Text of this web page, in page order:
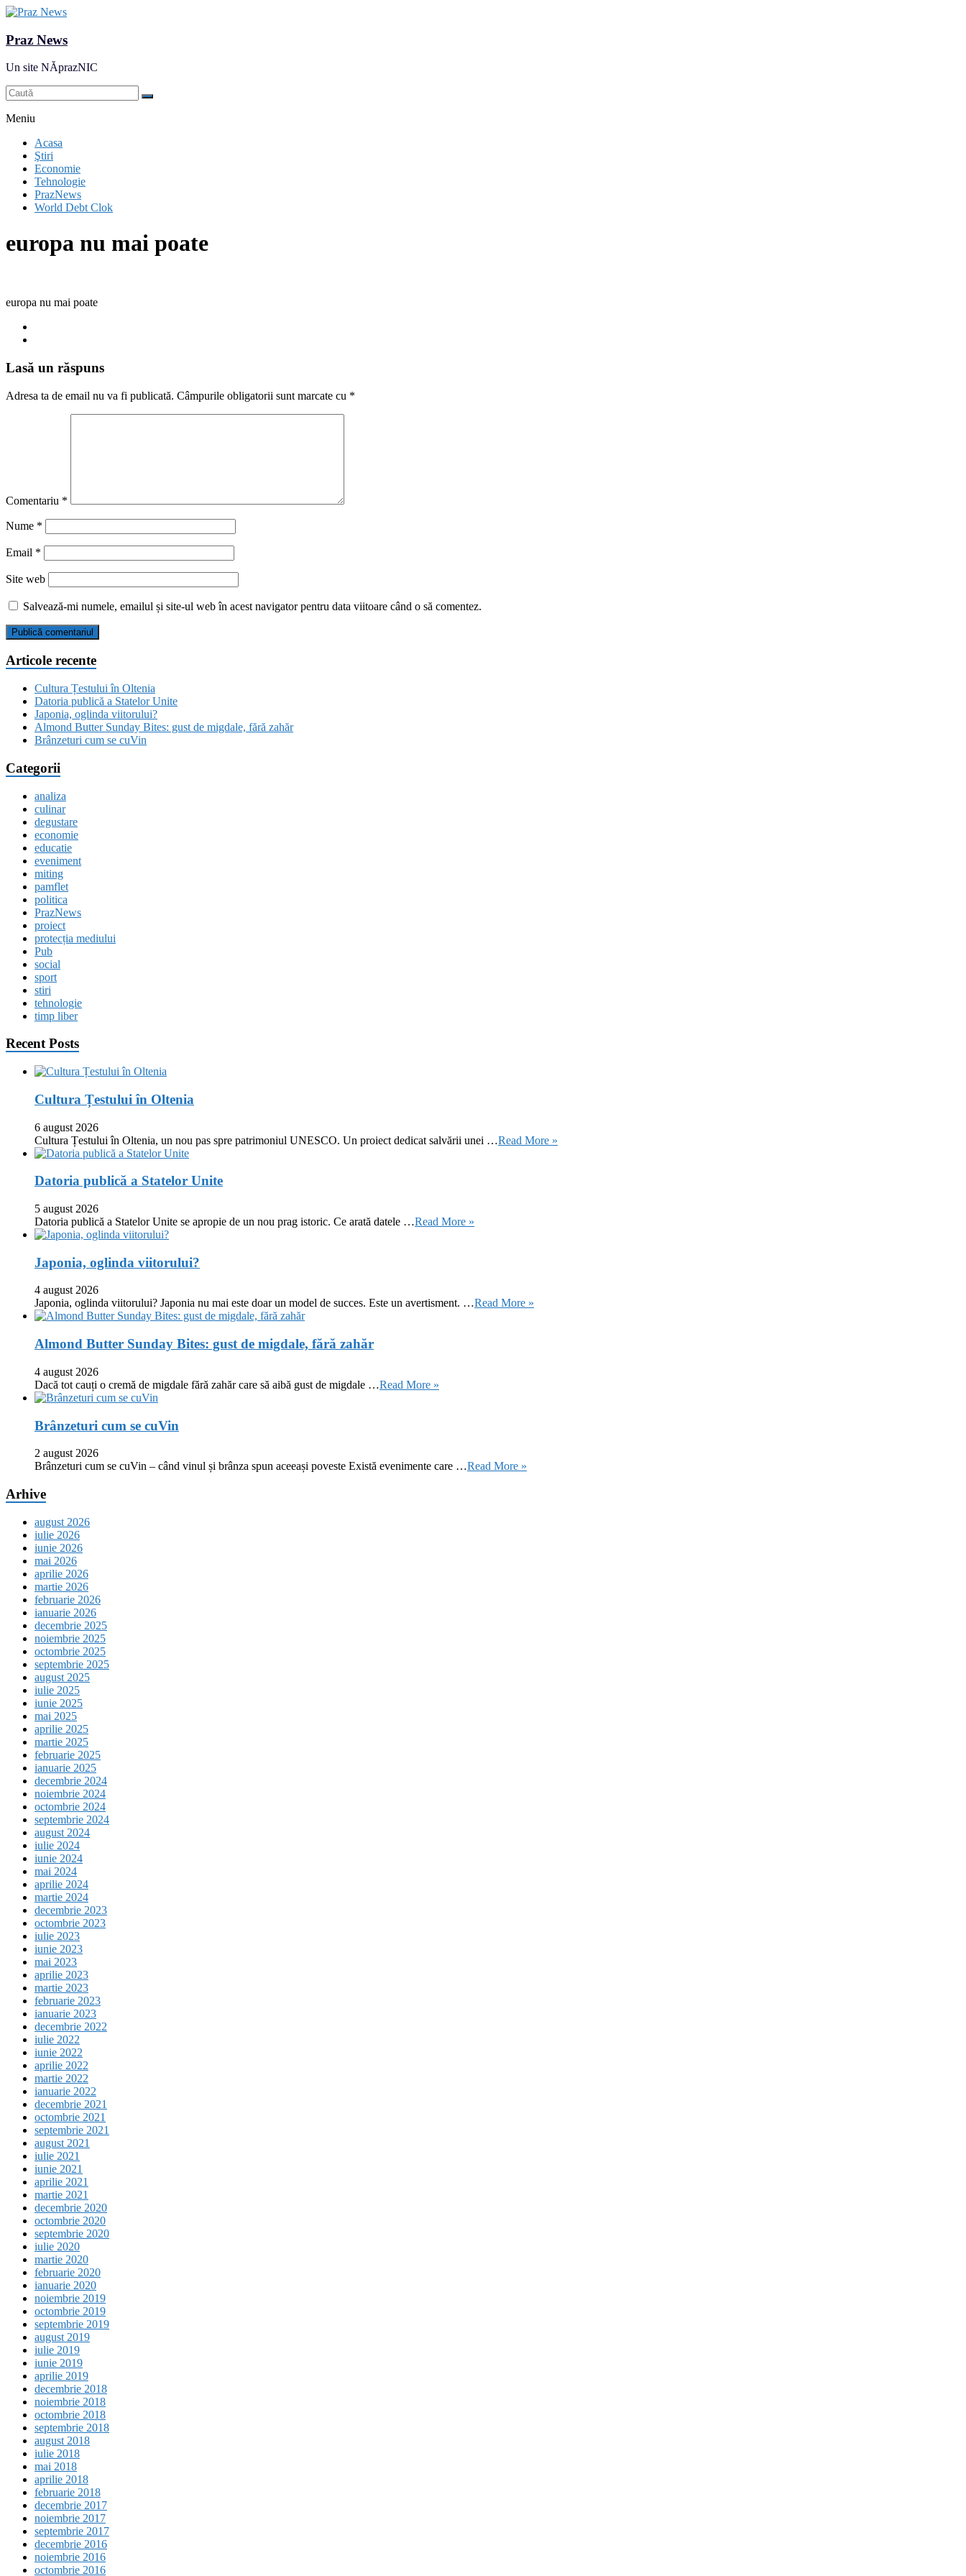
Praz News
Un site NĂprazNIC
Meniu
Acasa
Ştiri
Economie
Tehnologie
PrazNews
World Debt Clok
europa nu mai poate
europa nu mai poate
Lasă un răspuns
Adresa ta de email nu va fi publicată. Câmpurile obligatorii sunt marcate cu *
Comentariu *
Nume *
Email *
Site web
Salvează-mi numele, emailul și site-ul web în acest navigator pentru data viitoare când o să comentez.
Articole recente
Cultura Țestului în Oltenia
Datoria publică a Statelor Unite
Japonia, oglinda viitorului?
Almond Butter Sunday Bites: gust de migdale, fără zahăr
Brânzeturi cum se cuVin
Categorii
analiza
culinar
degustare
economie
educatie
eveniment
miting
pamflet
politica
PrazNews
proiect
protecția mediului
Pub
social
sport
stiri
tehnologie
timp liber
Recent Posts
Cultura Țestului în Oltenia
6 august 2026
Cultura Țestului în Oltenia, un nou pas spre patrimoniul UNESCO. Un proiect dedicat salvării unei …Read More »
Datoria publică a Statelor Unite
5 august 2026
Datoria publică a Statelor Unite se apropie de un nou prag istoric. Ce arată datele …Read More »
Japonia, oglinda viitorului?
4 august 2026
Japonia, oglinda viitorului? Japonia nu mai este doar un model de succes. Este un avertisment. …Read More »
Almond Butter Sunday Bites: gust de migdale, fără zahăr
4 august 2026
Dacă tot cauți o cremă de migdale fără zahăr care să aibă gust de migdale …Read More »
Brânzeturi cum se cuVin
2 august 2026
Brânzeturi cum se cuVin – când vinul și brânza spun aceeași poveste Există evenimente care …Read More »
Arhive
august 2026
iulie 2026
iunie 2026
mai 2026
aprilie 2026
martie 2026
februarie 2026
ianuarie 2026
decembrie 2025
noiembrie 2025
octombrie 2025
septembrie 2025
august 2025
iulie 2025
iunie 2025
mai 2025
aprilie 2025
martie 2025
februarie 2025
ianuarie 2025
decembrie 2024
noiembrie 2024
octombrie 2024
septembrie 2024
august 2024
iulie 2024
iunie 2024
mai 2024
aprilie 2024
martie 2024
decembrie 2023
octombrie 2023
iulie 2023
iunie 2023
mai 2023
aprilie 2023
martie 2023
februarie 2023
ianuarie 2023
decembrie 2022
iulie 2022
iunie 2022
aprilie 2022
martie 2022
ianuarie 2022
decembrie 2021
octombrie 2021
septembrie 2021
august 2021
iulie 2021
iunie 2021
aprilie 2021
martie 2021
decembrie 2020
octombrie 2020
septembrie 2020
iulie 2020
martie 2020
februarie 2020
ianuarie 2020
noiembrie 2019
octombrie 2019
septembrie 2019
august 2019
iulie 2019
iunie 2019
aprilie 2019
decembrie 2018
noiembrie 2018
octombrie 2018
septembrie 2018
august 2018
iulie 2018
mai 2018
aprilie 2018
februarie 2018
decembrie 2017
noiembrie 2017
septembrie 2017
decembrie 2016
noiembrie 2016
octombrie 2016